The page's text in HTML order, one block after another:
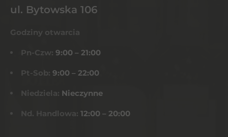
ul. Bytowska 106
Godziny otwarcia
Pn-Czw: 9:00 – 21:00
Pt-Sob: 9:00 – 22:00
Niedziela: Nieczynne
Nd. Handlowa: 12:00 – 20:00